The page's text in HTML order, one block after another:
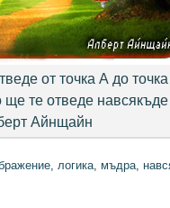
от точка А до
те отведе навсякъде
Айнщайн
, логика, мъдра,